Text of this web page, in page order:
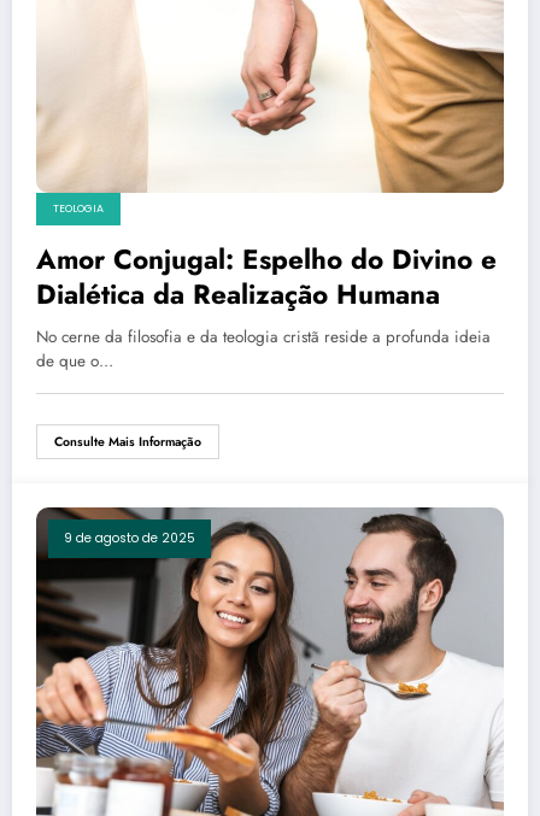
TEOLOGIA
Amor Conjugal: Espelho do Divino e
Dialética da Realização Humana
No cerne da filosofia e da teologia cristã reside a profunda ideia
de que o…
Consulte Mais Informação
9 de agosto de 2025